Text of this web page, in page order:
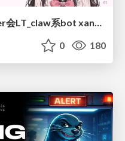
0 180